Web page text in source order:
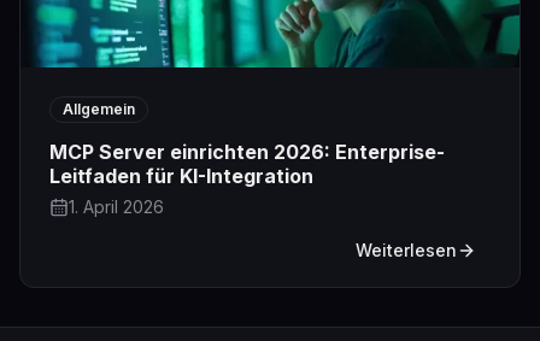
Allgemein
MCP Server einrichten 2026: Enterprise-
Leitfaden für KI-Integration
1. April 2026
Weiterlesen